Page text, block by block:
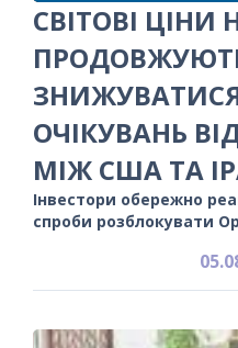
СВІТОВІ ЦІНИ
ОЧІКУВАНЬ
МІЖ США ТА
Інвестори обережно
спроби розблокувати